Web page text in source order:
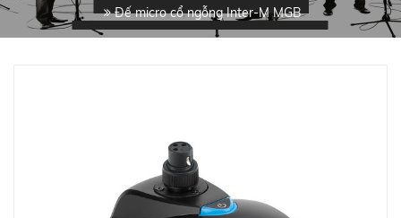
Đế micro cổ ngỗng Inter-M MGB